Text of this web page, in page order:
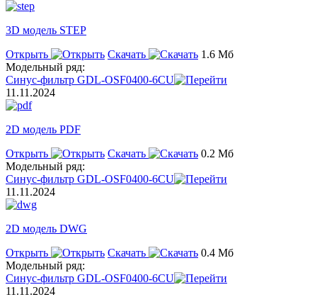
3D модель STEP
Открыть
Скачать
1.6 Мб
Модельный ряд:
Синус-фильтр GDL-OSF0400-6CU
11.11.2024
2D модель PDF
Открыть
Скачать
0.2 Мб
Модельный ряд:
Синус-фильтр GDL-OSF0400-6CU
11.11.2024
2D модель DWG
Открыть
Скачать
0.4 Мб
Модельный ряд:
Синус-фильтр GDL-OSF0400-6CU
11.11.2024